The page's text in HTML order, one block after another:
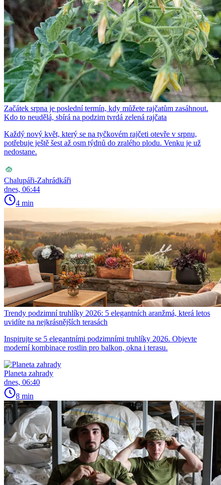
Začátek srpna je poslední termín, kdy můžete rajčatům zasáhnout.
Kdo to neudělá, sbírá na podzim tvrdá zelená rajčata
Každý nový květ, který se na tyčkovém rajčeti otevře v srpnu,
potřebuje ještě šest až osm týdnů do zralého plodu. Venku je už
nedostane.
Chalupáři-Zahrádkáři
dnes, 06:44
4 min
Trendy podzimní truhlíky 2026: 5 elegantních aranžmá, která letos
uvidíte na nejkrásnějších terasách
Inspirujte se 5 elegantními podzimními truhlíky 2026. Objevte
moderní kombinace rostlin pro balkon, okna i terasu.
Planeta zahrady
dnes, 06:40
8 min